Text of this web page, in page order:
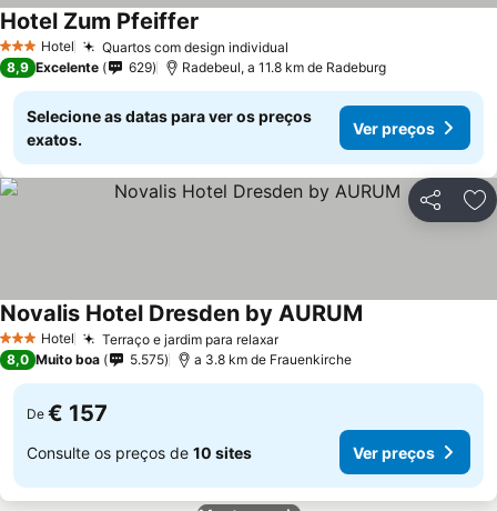
3 EstrelasHotel Quartos com design individual
Hotel Zum Pfeiffer
8,9 Excelente 629 Radebeul, a 11.8 km de Radeburg
Selecione as datas para ver os preços
exatos.
Ver preços
Partilhar
3 EstrelasHotel Terraço e jardim para relaxarVer preços
Novalis Hotel Dresden by AURUM
8,0 Muito boa 5.575 a 3.8 km de Frauenkirche
De € 157
Consulte os preços de 10 sites Ver preços